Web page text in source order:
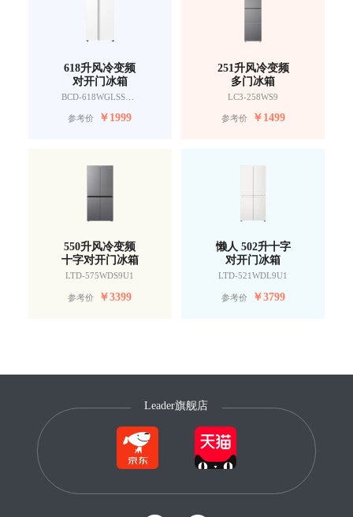
618升风冷变频
对开门冰箱
BCD-618WGLSSEDW9
参考价 ￥1999
251升风冷变频
多门冰箱
LC3-258WS9
参考价 ￥1499
550升风冷变频
十字对开门冰箱
LTD-575WDS9U1
参考价 ￥3399
懒人 502升十字
对开门冰箱
LTD-521WDL9U1
参考价 ￥3799
Leader旗舰店